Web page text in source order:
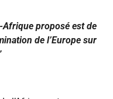
Afrique proposé est de
de l’Europe sur